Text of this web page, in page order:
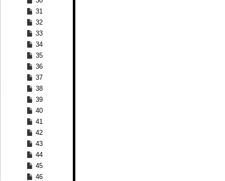
31
32
33
34
35
36
37
38
39
40
41
42
43
44
45
46